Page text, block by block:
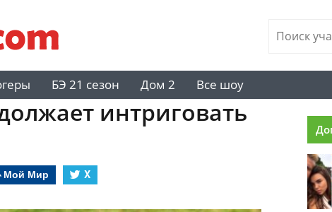
БЭ 21 сезон Дом 2 Все шоу
интриговать
Мой Мир X